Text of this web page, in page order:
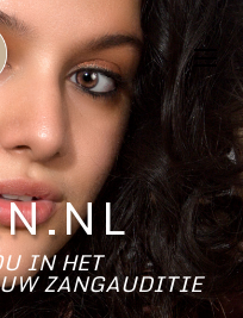
IN HET
ZANGAUDITIE